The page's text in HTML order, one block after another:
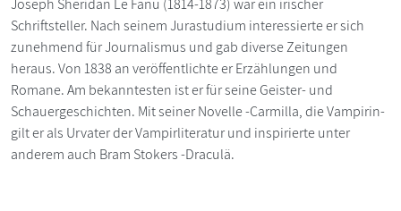
Schriftsteller. Nach seinem Jurastudium interessierte er sich
zunehmend für Journalismus und gab diverse Zeitungen
heraus. Von 1838 an veröffentlichte er Erzählungen und
Romane. Am bekanntesten ist er für seine Geister- und
Schauergeschichten. Mit seiner Novelle -Carmilla, die Vampirin-
gilt er als Urvater der Vampirliteratur und inspirierte unter
anderem auch Bram Stokers -Draculä.